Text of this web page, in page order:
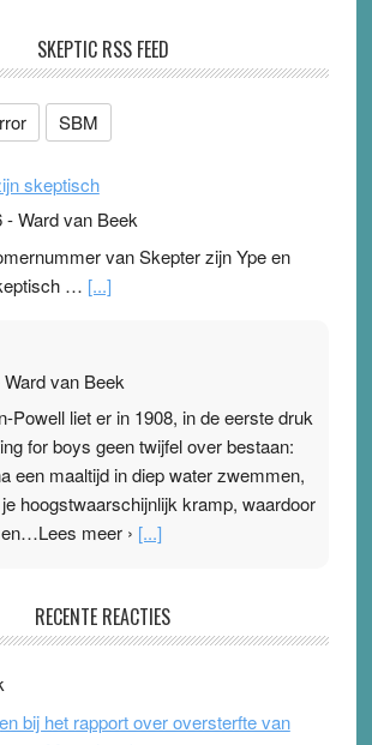
SKEPTIC RSS FEED
SBM
skeptisch
-Ward van Beek
van Skepter zijn Ype en
… [...]
Ward van Beek
Powell liet er in 1908, in de eerste druk
for boys geen twijfel over bestaan:
een maaltijd in diep water zwemmen,
hoogstwaarschijnlijk kramp, waardoor
meer › [...]
Ward van Beek
hopen ermee hun hartslag te verlagen
opnemen. Daarop heeft zo’n
RECENTE REACTIES
bij het rapport over oversterfte van